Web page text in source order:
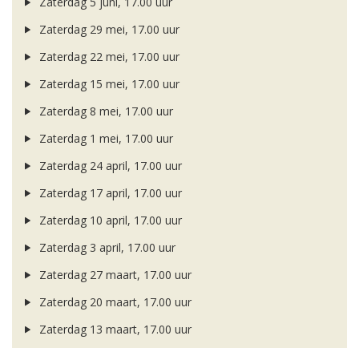
Zaterdag 29 mei, 17.00 uur
Zaterdag 22 mei, 17.00 uur
Zaterdag 15 mei, 17.00 uur
Zaterdag 8 mei, 17.00 uur
Zaterdag 1 mei, 17.00 uur
Zaterdag 24 april, 17.00 uur
Zaterdag 17 april, 17.00 uur
Zaterdag 10 april, 17.00 uur
Zaterdag 3 april, 17.00 uur
Zaterdag 27 maart, 17.00 uur
Zaterdag 20 maart, 17.00 uur
Zaterdag 13 maart, 17.00 uur